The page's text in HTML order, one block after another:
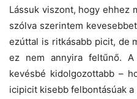
Lássuk viszont, hogy ehhez
szólva szerintem
ezúttal is ritkásabb picit, de
ez nem annyira feltűnő.
kevésbé kidolgozottabb –
icipicit kisebb felbontásúak